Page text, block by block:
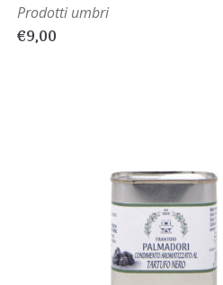
Prodotti umbri
€9,00